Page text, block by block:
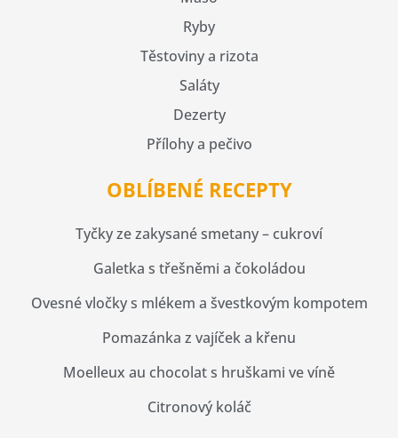
Ryby
Těstoviny a rizota
Saláty
Dezerty
Přílohy a pečivo
OBLÍBENÉ RECEPTY
Tyčky ze zakysané smetany – cukroví
Galetka s třešněmi a čokoládou
Ovesné vločky s mlékem a švestkovým kompotem
Pomazánka z vajíček a křenu
Moelleux au chocolat s hruškami ve víně
Citronový koláč